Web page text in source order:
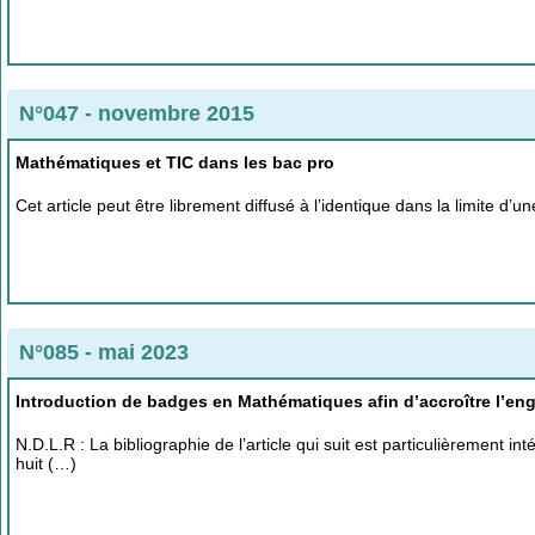
N°047 - novembre 2015
Mathématiques et TIC dans les bac pro
Cet article peut être librement diffusé à l’identique dans la limite
N°085 - mai 2023
Introduction de badges en Mathématiques afin d’accroître
N.D.L.R : La bibliographie de l’article qui suit est particulièrement
huit (…)